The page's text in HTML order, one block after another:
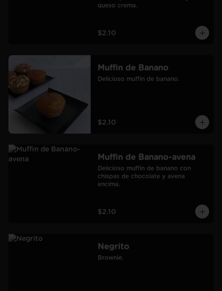
queso crema.
$2.10
Muffin de Banano
Delicioso muffin de banano.
$2.10
Muffin de Banano-avena
Delicioso muffin de banano con
chispas de chocolate y avena
encima.
$2.10
Negrito
Brownie.